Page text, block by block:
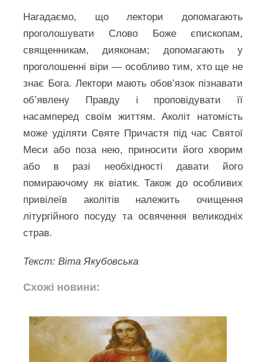
Нагадаємо, що лектори допомагають
проголошувати Слово Боже єпископам,
священникам, дияконам; допомагають у
проголошенні віри — особливо тим, хто ще не
знає Бога. Лектори мають обов’язок пізнавати
об’явлену Правду і проповідувати її
насамперед своїм життям. Аколіт натомість
може уділяти Святе Причастя під час Святої
Меси або поза нею, приносити його хворим
або в разі необхідності давати його
помираючому як віатик. Також до особливих
привілеїв аколітів належить очищення
літургійного посуду та освячення великодніх
страв.
Текст: Віта Якубовська
Схожі новини: